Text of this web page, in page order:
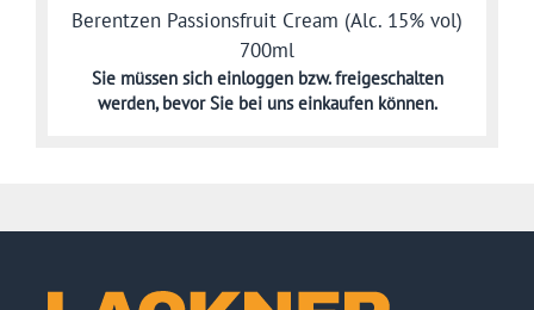
Berentzen Passionsfruit Cream (Alc. 15% vol)
700ml
Sie müssen sich einloggen bzw. freigeschalten
werden,bevor Sie bei uns einkaufen können.